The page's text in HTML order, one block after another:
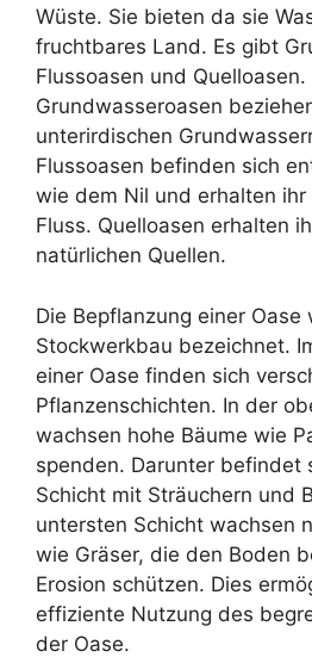
Wüste. Sie bieten da sie
fruchtbares Land. Es gibt
Flussoasen und Quelloasen.
Grundwasseroasen
unterirdischen
Flussoasen befinden sich
wie dem Nil und erhalten ihr
Fluss. Quelloasen erhalten
natürlichen Quellen.
Die Bepflanzung einer Oase
Stockwerkbau bezeichnet.
einer Oase finden sich
Pflanzenschichten. In der
wachsen hohe Bäume wie
spenden. Darunter befindet
Schicht mit Sträuchern und
untersten Schicht wachsen
wie Gräser, die den Boden
Erosion schützen. Dies
effiziente Nutzung des
der Oase.